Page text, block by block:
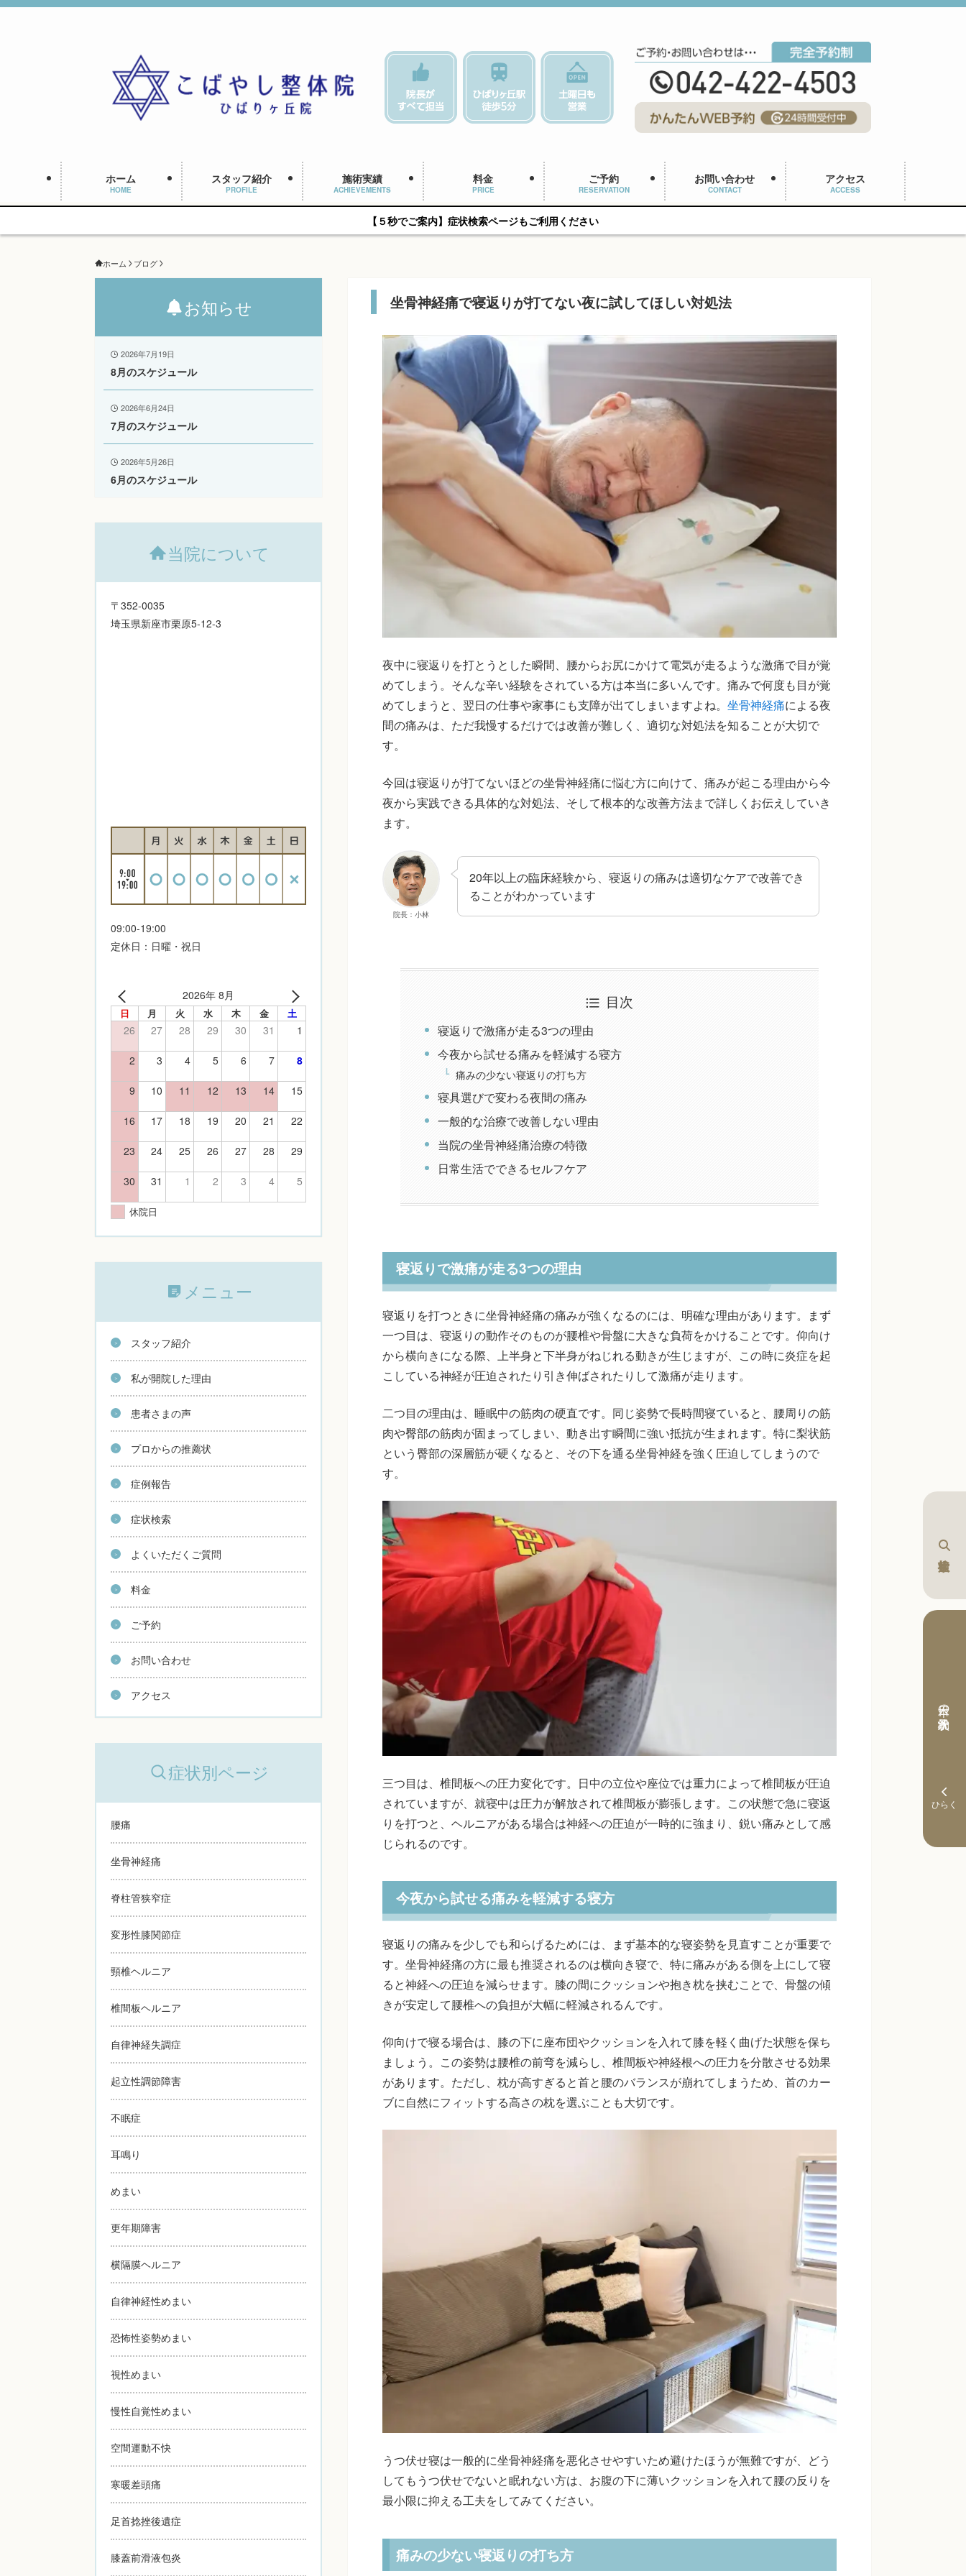
ホーム
HOME
スタッフ紹介
PROFILE
施術実績
ACHIEVEMENTS
料金
PRICE
ご予約
RESERVATION
お問い合わせ
CONTACT
アクセス
ACCESS
【５秒でご案内】症状検索ページもご利用ください
ホーム ブログ
坐骨神経痛で寝返りが打てない夜に試してほしい対処法
本日の予約状況
夜中に寝返りを打とうとした瞬間、腰からお尻にかけて電気が走るような激痛で目が覚
めてしまう。そんな辛い経験をされている方は本当に多いんです。痛みで何度も目が覚
めてしまうと、翌日の仕事や家事にも支障が出てしまいますよね。 坐骨神経痛による夜
間の痛みは、ただ我慢するだけでは改善が難しく、適切な対処法を知ることが大切で
す。
今回は寝返りが打てないほどの坐骨神経痛に悩む方に向けて、痛みが起こる理由から今
夜から実践できる具体的な対処法、そして根本的な改善方法まで詳しくお伝えしていき
ます。
院長：小林
20年以上の臨床経験から、寝返りの痛みは適切なケアで改善でき
ることがわかっています
目次
寝返りで激痛が走る3つの理由
今夜から試せる痛みを軽減する寝方
痛みの少ない寝返りの打ち方
寝具選びで変わる夜間の痛み
一般的な治療で改善しない理由
当院の坐骨神経痛治療の特徴
日常生活でできるセルフケア
寝返りで激痛が走る3つの理由
寝返りを打つときに坐骨神経痛の痛みが強くなるのには、明確な理由があります。まず
一つ目は、寝返りの動作そのものが腰椎や骨盤に大きな負荷をかけることです。仰向け
から横向きになる際、上半身と下半身がねじれる動きが生じますが、この時に炎症を起
こしている神経が圧迫されたり引き伸ばされたりして激痛が走ります。
二つ目の理由は、睡眠中の筋肉の硬直です。同じ姿勢で長時間寝ていると、腰周りの筋
肉や臀部の筋肉が固まってしまい、動き出す瞬間に強い抵抗が生まれます。特に梨状筋
という臀部の深層筋が硬くなると、その下を通る坐骨神経を強く圧迫してしまうので
す。
三つ目は、椎間板への圧力変化です。日中の立位や座位では重力によって椎間板が圧迫
されていますが、就寝中は圧力が解放されて椎間板が膨張します。この状態で急に寝返
りを打つと、ヘルニアがある場合は神経への圧迫が一時的に強まり、鋭い痛みとして感
じられるのです。
今夜から試せる痛みを軽減する寝方
寝返りの痛みを少しでも和らげるためには、まず基本的な寝姿勢を見直すことが重要で
す。坐骨神経痛の方に最も推奨されるのは横向き寝で、特に痛みがある側を上にして寝
ると神経への圧迫を減らせます。膝の間にクッションや抱き枕を挟むことで、骨盤の傾
きが安定して腰椎への負担が大幅に軽減されるんです。
仰向けで寝る場合は、膝の下に座布団やクッションを入れて膝を軽く曲げた状態を保ち
ましょう。この姿勢は腰椎の前弯を減らし、椎間板や神経根への圧力を分散させる効果
があります。ただし、枕が高すぎると首と腰のバランスが崩れてしまうため、首のカー
ブに自然にフィットする高さの枕を選ぶことも大切です。
うつ伏せ寝は一般的に坐骨神経痛を悪化させやすいため避けたほうが無難ですが、どう
してもうつ伏せでないと眠れない方は、お腹の下に薄いクッションを入れて腰の反りを
最小限に抑える工夫をしてみてください。
痛みの少ない寝返りの打ち方
お知らせ
2026年7月19日
8月のスケジュール
2026年6月24日
7月のスケジュール
2026年5月26日
6月のスケジュール
当院について
〒352-0035
埼玉県新座市栗原5-12-3
09:00-19:00
定休日：日曜・祝日
2026年 8月
日 月 火 水 木 金 土
26 27 28 29 30 31 1
2 3 4 5 6 7 8
9 10 11 12 13 14 15
16 17 18 19 20 21 22
23 24 25 26 27 28 29
30 31 1 2 3 4 5
休院日
メニュー
スタッフ紹介
私が開院した理由
患者さまの声
プロからの推薦状
症例報告
症状検索
よくいただくご質問
料金
ご予約
お問い合わせ
アクセス
症状別ページ
腰痛
坐骨神経痛
脊柱管狭窄症
変形性膝関節症
頸椎ヘルニア
椎間板ヘルニア
自律神経失調症
起立性調節障害
不眠症
耳鳴り
めまい
更年期障害
横隔膜ヘルニア
自律神経性めまい
恐怖性姿勢めまい
視性めまい
慢性自覚性めまい
空間運動不快
寒暖差頭痛
足首捻挫後遺症
膝蓋前滑液包炎